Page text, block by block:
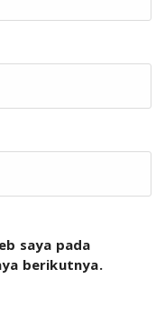
saya pada
berikutnya.